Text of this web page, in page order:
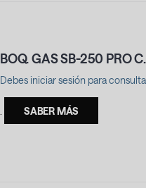
BOQ. GAS SB-250 PRO
Debes iniciar sesión para
SABER MÁS